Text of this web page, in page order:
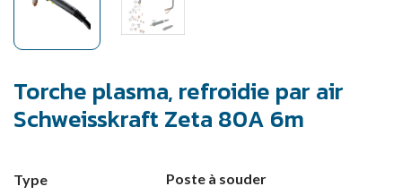
Torche plasma, refroidie par air
Schweisskraft Zeta 80A 6m
Type Poste à souder